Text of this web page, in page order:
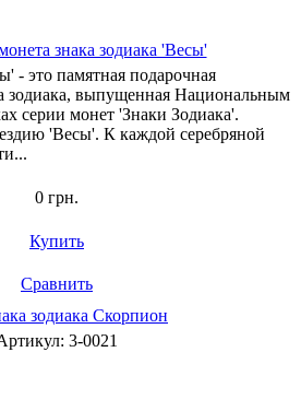
знака зодиака 'Весы'
- это памятная подарочная
зодиака, выпущенная Национальным
серии монет 'Знаки Зодиака'.
'Весы'. К каждой серебряной
0 грн.
Купить
Сравнить
3-0021